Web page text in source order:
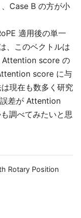
Case B の方が小
適用後の単一
、このベクトルは
Attention score の
score に与
現在も数多く研究
差が Attention
調べてみたいと思
Rotary Position